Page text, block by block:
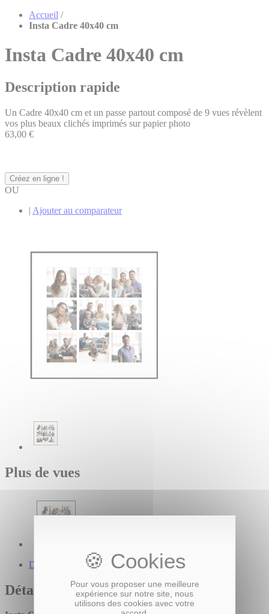
Pour vous proposer une meilleure
expérience sur notre site, nous
utilisons des cookies avec votre
Accueil /
Insta Cadre 40x40 cm
Insta Cadre 40x40 cm
Description rapide
Un Cadre 40x40 cm et un passe partout composé de 9 vues révèlent
vos plus beaux clichés imprimés sur papier photo
63,00 €
Créez en ligne !
OU
| Ajouter au comparateur
Plus de vues
Description du produit
Détails